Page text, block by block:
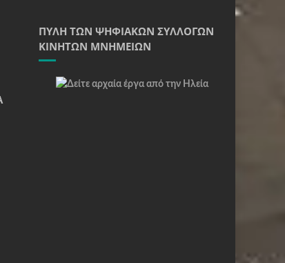
ΠΎΛΗ ΤΩΝ ΨΗΦΙΑΚΏΝ ΣΥΛΛΟΓΏΝ
ΚΙΝΗΤΏΝ ΜΝΗΜΕΊΩΝ